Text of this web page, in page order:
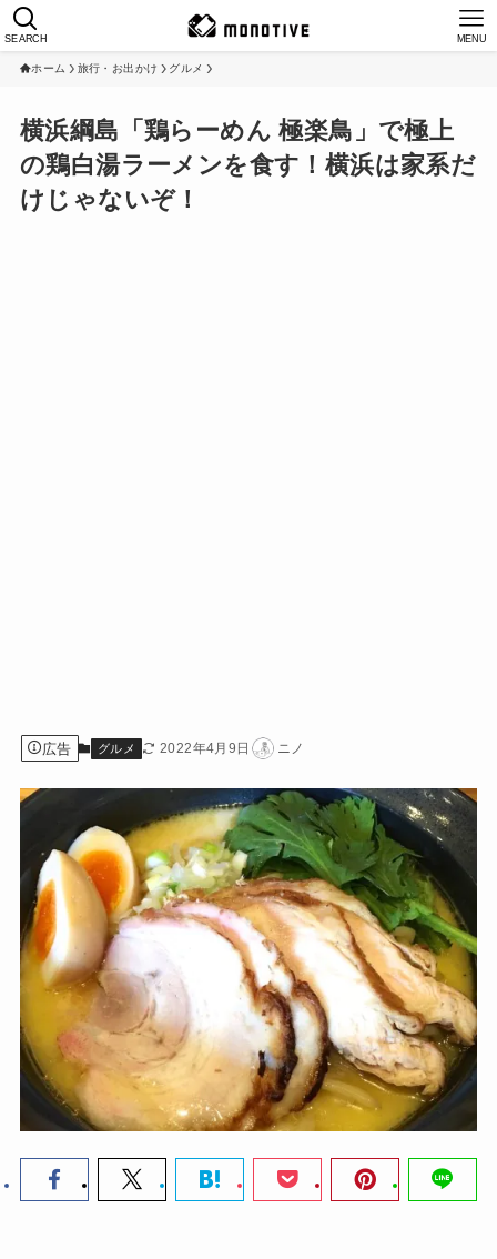
SEARCH MENU
ホーム 旅行・お出かけ グルメ
横浜綱島「鶏らーめん 極楽鳥」で極上
の鶏白湯ラーメンを食す！横浜は家系だ
けじゃないぞ！
広告 グルメ 2022年4月9日 ニノ